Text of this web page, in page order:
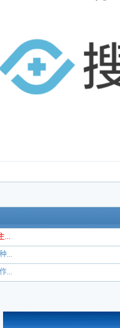
...
...
...